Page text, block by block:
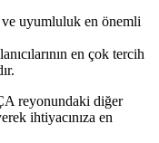
ve uyumluluk en önemli
en çok tercih
reyonundaki diğer
ihtiyacınıza en